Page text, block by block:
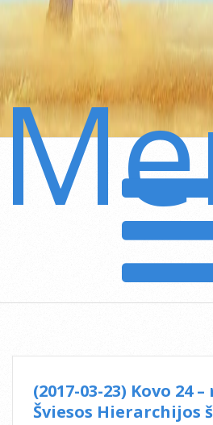
Secondary
Navigation
(2017-03-23) Kovo 24
Šviesos Hierarchijos